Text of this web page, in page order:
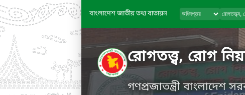
বাংলাদেশ জাতীয় তথ্য বাতায়ন
রোগতত্ত্ব, রোগ
গণপ্রজাতন্ত্রী বাংলাদেশ